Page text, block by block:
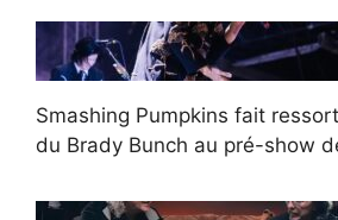
Smashing Pumpkins fait
du Brady Bunch au pré-show